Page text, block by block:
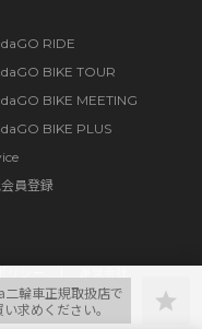
二輪車正規取扱店で
い求めください。
RIDE
BIKE TOUR
BIKE MEETING
BIKE PLUS
員登録
Reserved.